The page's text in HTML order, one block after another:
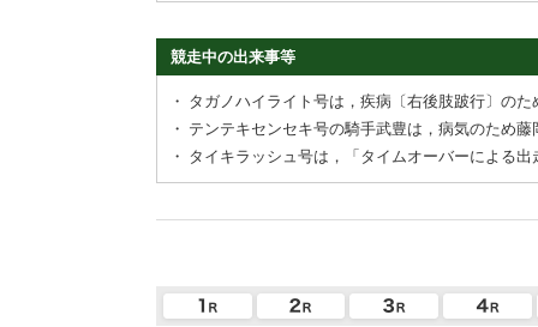
競走中の出来事等
・ タガノハイライト号は，疾病〔右後肢跛行〕のた
・ テンテキセンセキ号の騎手武豊は，病気のため藤
・ タイキラッシュ号は，「タイムオーバーによる